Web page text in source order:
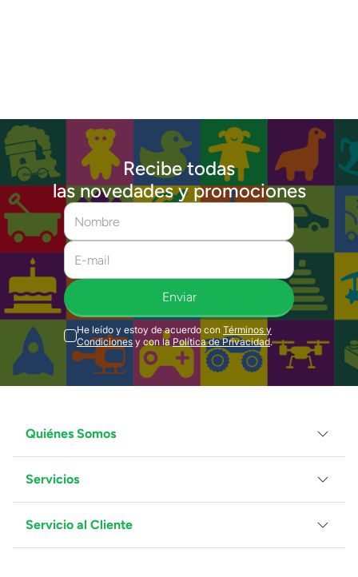
Recibe todas
las novedades y promociones
Enviar
He leído y estoy de acuerdo con Términos y
Condiciones y con la Política de Privacidad.
Quiénes Somos
Grupo Juguetron
Localiza tu tienda
Blog
Servicios
Facturación
Proveedores
Servicio al Cliente